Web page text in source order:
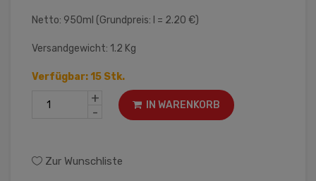
Netto: 950ml (Grundpreis: l = 2.20 €)
Versandgewicht: 1.2 Kg
Verfügbar: 15 Stk.
+
-
IN WARENKORB
Zur Wunschliste